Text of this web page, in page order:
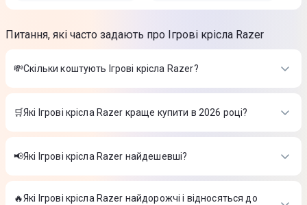
Питання, які часто задають про Ігрові крісла Razer
💸Скільки коштують Ігрові крісла Razer?
Вартість товарів в категорії Ігрові крісла Razer в інтернет-
магазині Цитрус
Ігрове крісло RAZER Enki X (Green) RZ38-03880100-R3G1
19 999 ₴
Ігрове крісло RAZER Enki (Green) RZ38-03720100-R3G1
🛒Які Ігрові крісла Razer краще купити в 2026 році?
Найкращі Ігрові крісла Razer в 2026 році на думку інтернет-
магазину Цитрус
Ігрове крісло RAZER Enki X (Green) RZ38-03880100-R3G1
📢Які Ігрові крісла Razer найдешевші?
На сьогодні найдешевші Ігрові крісла Razer
Ігрове крісло RAZER Iskur V2 X Black Fabric (RZ38-05310100-
🔥Які Ігрові крісла Razer найдорожчі і відносяться до